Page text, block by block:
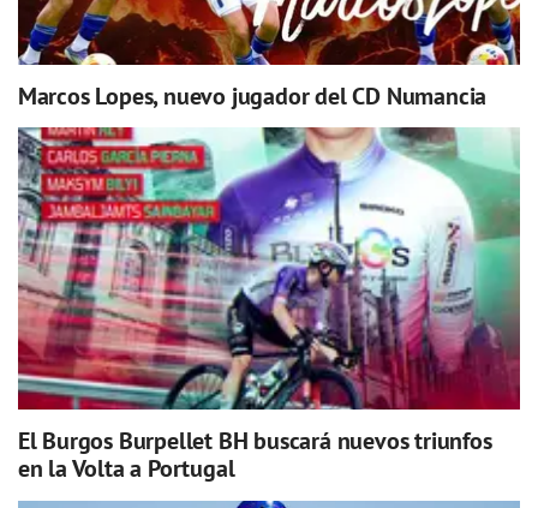
Marcos Lopes, nuevo jugador del CD Numancia
El Burgos Burpellet BH buscará nuevos triunfos
en la Volta a Portugal